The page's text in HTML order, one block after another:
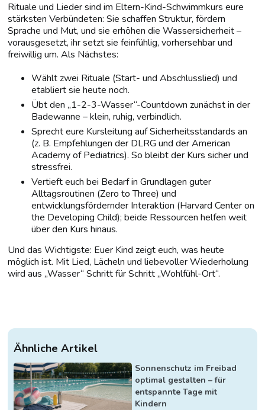
Rituale und Lieder sind im Eltern-Kind-Schwimmkurs eure
stärksten Verbündeten: Sie schaffen Struktur, fördern
Sprache und Mut, und sie erhöhen die Wassersicherheit –
vorausgesetzt, ihr setzt sie feinfühlig, vorhersehbar und
freiwillig um. Als Nächstes:
Wählt zwei Rituale (Start- und Abschlusslied) und
etabliert sie heute noch.
Übt den „1-2-3-Wasser“-Countdown zunächst in der
Badewanne – klein, ruhig, verbindlich.
Sprecht eure Kursleitung auf Sicherheitsstandards an
(z. B. Empfehlungen der DLRG und der American
Academy of Pediatrics). So bleibt der Kurs sicher und
stressfrei.
Vertieft euch bei Bedarf in Grundlagen guter
Alltagsroutinen (Zero to Three) und
entwicklungsfördernder Interaktion (Harvard Center on
the Developing Child); beide Ressourcen helfen weit
über den Kurs hinaus.
Und das Wichtigste: Euer Kind zeigt euch, was heute
möglich ist. Mit Lied, Lächeln und liebevoller Wiederholung
wird aus „Wasser“ Schritt für Schritt „Wohlfühl-Ort“.
Ähnliche Artikel
Sonnenschutz im Freibad
optimal gestalten – für
entspannte Tage mit
Kindern